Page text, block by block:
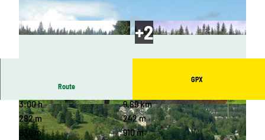
© Birgit Knöbel, Erlebnisheimat Erzgebirge © Erlebnisheimat Erzgebirge |CC0
Route
GPX
3:00 h
9,89 km
282 m
242 m
639 m
910 m